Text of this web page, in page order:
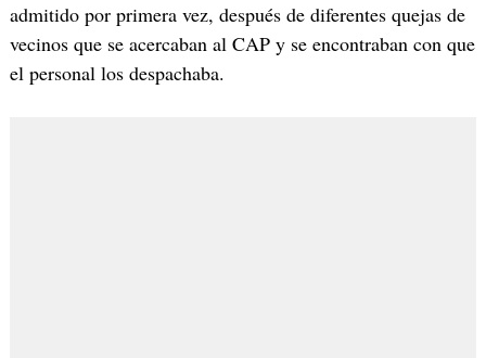
admitido por primera vez, después de diferentes quejas de
vecinos que se acercaban al CAP y se encontraban con que
el personal los despachaba.